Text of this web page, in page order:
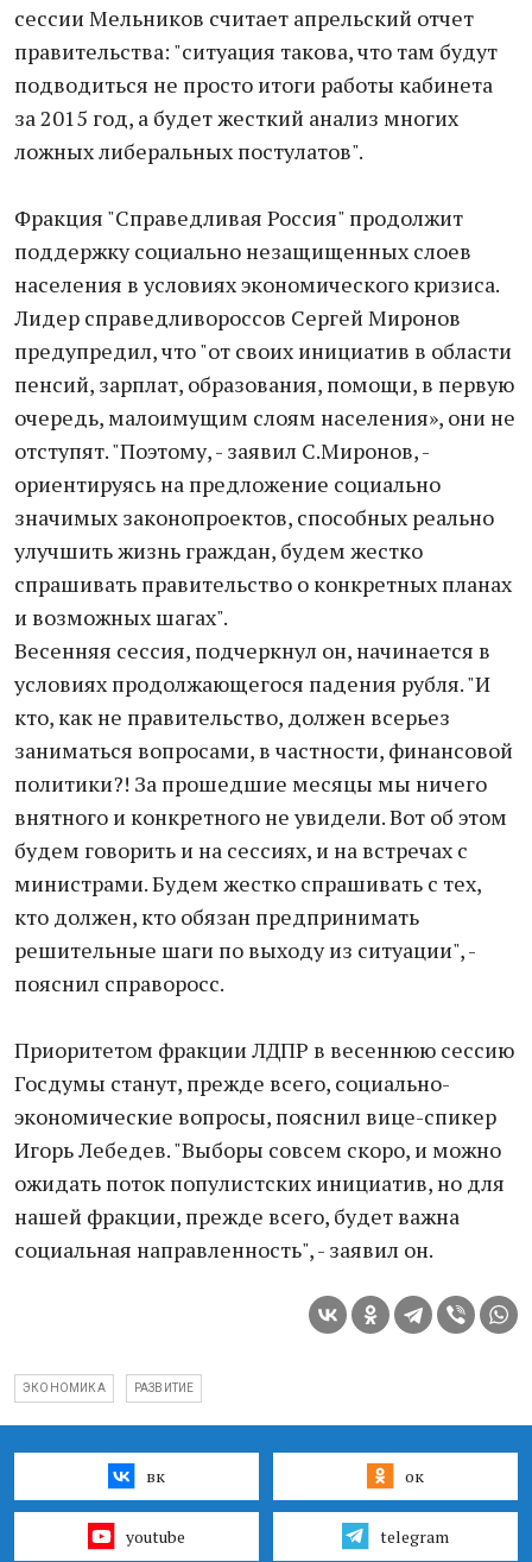
сессии Мельников считает апрельский отчет
правительства: "ситуация такова, что там будут
подводиться не просто итоги работы кабинета
за 2015 год, а будет жесткий анализ многих
ложных либеральных постулатов".
Фракция "Справедливая Россия" продолжит
поддержку социально незащищенных слоев
населения в условиях экономического кризиса.
Лидер справ​едлив​ороссов Сергей Миронов
предупредил, что "от своих инициатив в области
пенсий, зарплат, образования, помощи, в первую
очередь, малоимущим слоям населения», они не
отступят. "Поэтому, - заявил С.Миронов, -
ориентируясь на предложение социально
значимых законопроектов, способных реально
улучшить жизнь граждан, будем жестко
спрашивать правительство о конкретных планах
и возможных шагах".
Весенняя сессия, подчеркнул он, начинается в
условиях продолжающегося падения рубля. "И
кто, как не правительство, должен всерьез
заниматься вопросами, в частности, финансовой
политики?! За прошедшие месяцы мы ничего
внятного и конкретного не увидели. Вот об этом
будем говорить и на сессиях, и на встречах с
министрами. Будем жестко спрашивать с тех,
кто должен, кто обязан предпринимать
решительные шаги по выходу из ситуации", -
пояснил справоросс.
Приоритетом фракции ЛДПР в весеннюю сессию
Госдумы станут, прежде всего, социально-
экономические вопросы, пояснил вице-спикер
Игорь Лебедев. "Выборы совсем скоро, и можно
ожидать поток популистских инициатив, но для
нашей фракции, прежде всего, будет важна
социальная направленность", - заявил он.
ЭКОНОМИКА РАЗВИТИЕ
вк ок
youtube telegram